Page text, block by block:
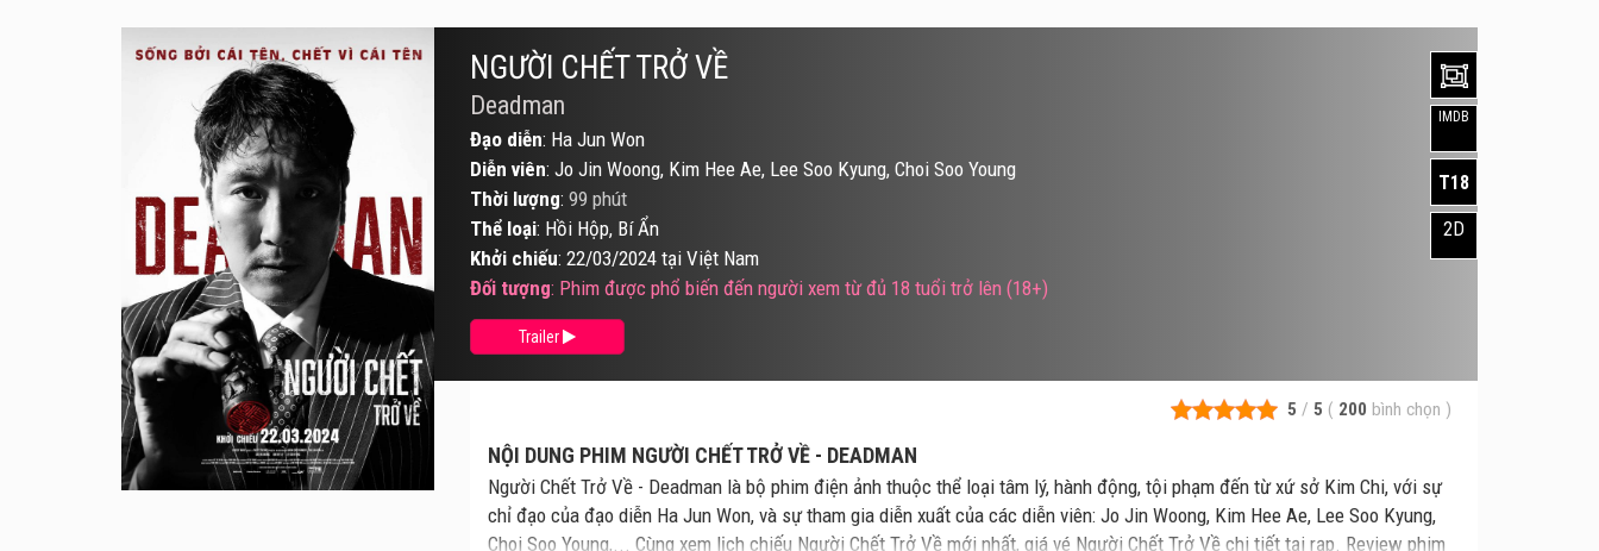
5 / 5 ( 200 bình chọn )
NỘI DUNG PHIM NGƯỜI CHẾT TRỞ VỀ - DEADMAN
Người Chết Trở Về - Deadman là bộ phim điện ảnh thuộc thể loại tâm lý, hành động, tội phạm đến từ xứ sở Kim Chi, với sự
chỉ đạo của đạo diễn Ha Jun Won, và sự tham gia diễn xuất của các diễn viên: Jo Jin Woong, Kim Hee Ae, Lee Soo Kyung,
Choi Soo Young,... Cùng xem lịch chiếu Người Chết Trở Về mới nhất, giá vé Người Chết Trở Về chi tiết tại rạp. Review phim
NGƯỜI CHẾT TRỞ VỀ
Deadman
Đạo diễn: Ha Jun Won
Diễn viên: Jo Jin Woong, Kim Hee Ae, Lee Soo Kyung, Choi Soo Young
Thời lượng: 99 phút
Thể loại: Hồi Hộp, Bí Ẩn
Khởi chiếu: 22/03/2024 tại Việt Nam
Đối tượng: Phim được phổ biến đến người xem từ đủ 18 tuổi trở lên (18+)
Trailer
IMDB
T18
2D